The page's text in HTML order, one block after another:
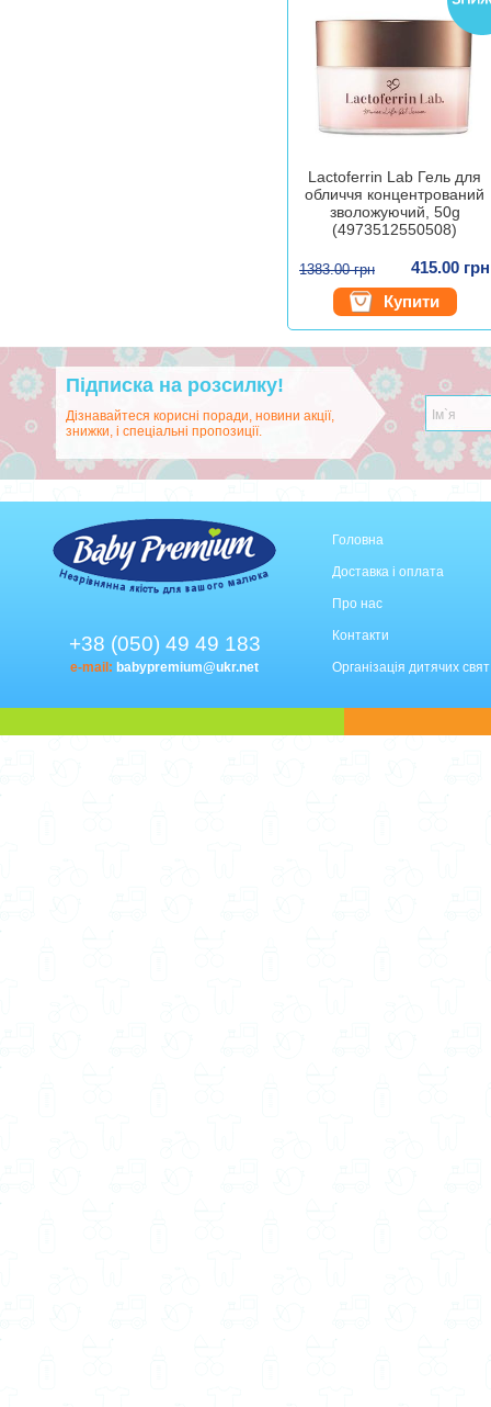
Lactoferrin Lab Гель для
обличчя концентрований
зволожуючий, 50g
(4973512550508)
1383.00 грн
415.00 грн
Купити
Підписка на розсилку!
Дізнавайтеся корисні поради, новини акції,
знижки, і спеціальні пропозиції.
+38 (050) 49 49 183
e-mail: babypremium@ukr.net
Головна
Доставка і оплата
Про нас
Контакти
Організація дитячих свят